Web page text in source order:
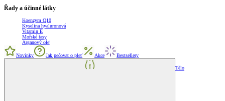
Řady a účinné látky
Koenzym Q10
Kyselina hyaluronová
Vitamin E
Mořské řasy
Arganový olej
Novinky Jak pečovat o pleť Akce Bestsellery
Tělo